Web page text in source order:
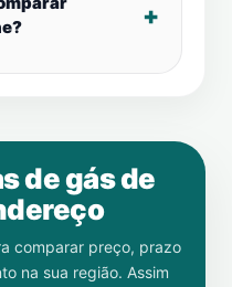
de gás de
comparar preço, prazo
na sua região. Assim